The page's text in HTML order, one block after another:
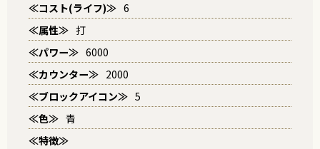
≪コスト(ライフ)≫ 6
≪属性≫ 打
≪パワー≫ 6000
≪カウンター≫ 2000
≪ブロックアイコン≫ 5
≪色≫ 青
≪特徴≫